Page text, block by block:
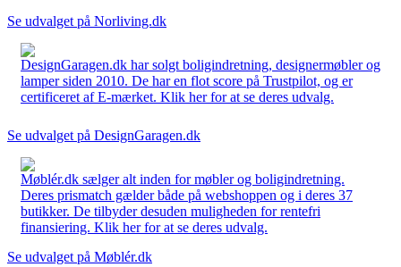
Se udvalget på Norliving.dk
DesignGaragen.dk har solgt boligindretning, designermøbler og
lamper siden 2010. De har en flot score på Trustpilot, og er
certificeret af E-mærket. Klik her for at se deres udvalg.
Se udvalget på DesignGaragen.dk
Møblér.dk sælger alt inden for møbler og boligindretning.
Deres prismatch gælder både på webshoppen og i deres 37
butikker. De tilbyder desuden muligheden for rentefri
finansiering. Klik her for at se deres udvalg.
Se udvalget på Møblér.dk